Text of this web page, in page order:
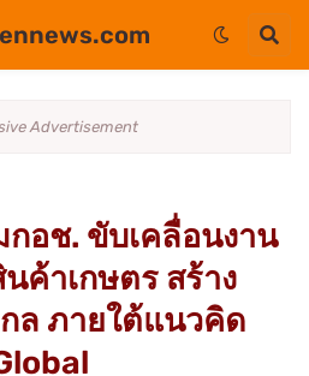
Advertisement
อช. ขับเคลื่อนงาน
ค้าเกษตร สร้าง
ล ภายใต้แนวคิด